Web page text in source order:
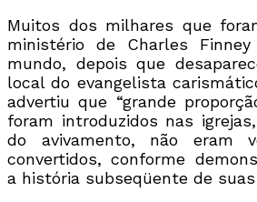
Muitos dos milhares que
ministério de Charles
mundo, depois que
local do evangelista
advertiu que “grande
foram introduzidos nas
do avivamento, não eram
convertidos, conforme
a história subseqüente de suas